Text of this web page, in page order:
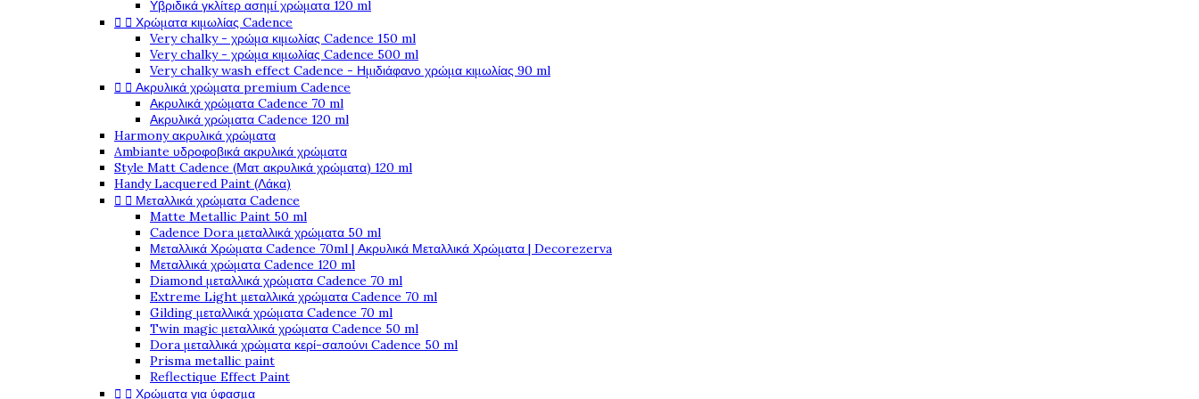
Υβριδικά γκλίτερ ασημί χρώματα 120 ml
  Χρώματα κιμωλίας Cadence
Very chalky - χρώμα κιμωλίας Cadence 150 ml
Very chalky - χρώμα κιμωλίας Cadence 500 ml
Very chalky wash effect Cadence - Ημιδιάφανο χρώμα κιμωλίας 90 ml
  Ακρυλικά χρώματα premium Cadence
Ακρυλικά χρώματα Cadence 70 ml
Ακρυλικά χρώματα Cadence 120 ml
Harmony ακρυλικά χρώματα
Ambiante υδροφοβικά ακρυλικά χρώματα
Style Matt Cadence (Ματ ακρυλικά χρώματα) 120 ml
Handy Lacquered Paint (Λάκα)
  Μεταλλικά χρώματα Cadence
Matte Metallic Paint 50 ml
Cadence Dora μεταλλικά χρώματα 50 ml
Μεταλλικά Χρώματα Cadence 70ml | Ακρυλικά Μεταλλικά Χρώματα | Decorezerva
Μεταλλικά χρώματα Cadence 120 ml
Diamond μεταλλικά χρώματα Cadence 70 ml
Extreme Light μεταλλικά χρώματα Cadence 70 ml
Gilding μεταλλικά χρώματα Cadence 70 ml
Twin magic μεταλλικά χρώματα Cadence 50 ml
Dora μεταλλικά χρώματα κερί-σαπούνι Cadence 50 ml
Prisma metallic paint
Reflectique Effect Paint
  Χρώματα για ύφασμα